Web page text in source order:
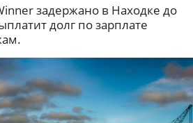
задержано в Находке до
долг по зарплате